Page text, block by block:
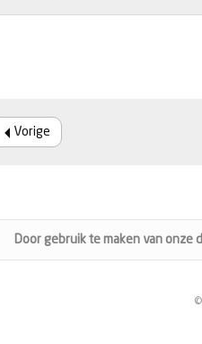
Vorige
Door gebruik te maken van onze